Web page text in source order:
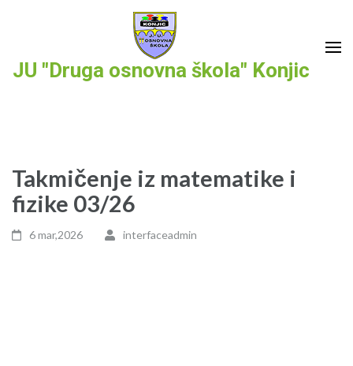
(Press
JU "Druga osnovna škola" Konjic
Takmičenje iz matematike i
fizike 03/26
6 mar,2026 interfaceadmin